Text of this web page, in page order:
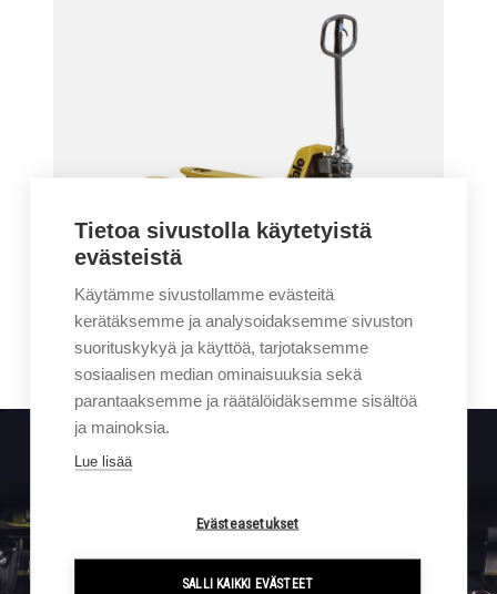
PALLET JACKS
Tietoa sivustolla käytetyistä
evästeistä
Käytämme sivustollamme evästeitä
kerätäksemme ja analysoidaksemme sivuston
suorituskykyä ja käyttöä, tarjotaksemme
sosiaalisen median ominaisuuksia sekä
parantaaksemme ja räätälöidäksemme sisältöä
ja mainoksia.
Lue lisää
Evästeasetukset
SALLI KAIKKI EVÄSTEET